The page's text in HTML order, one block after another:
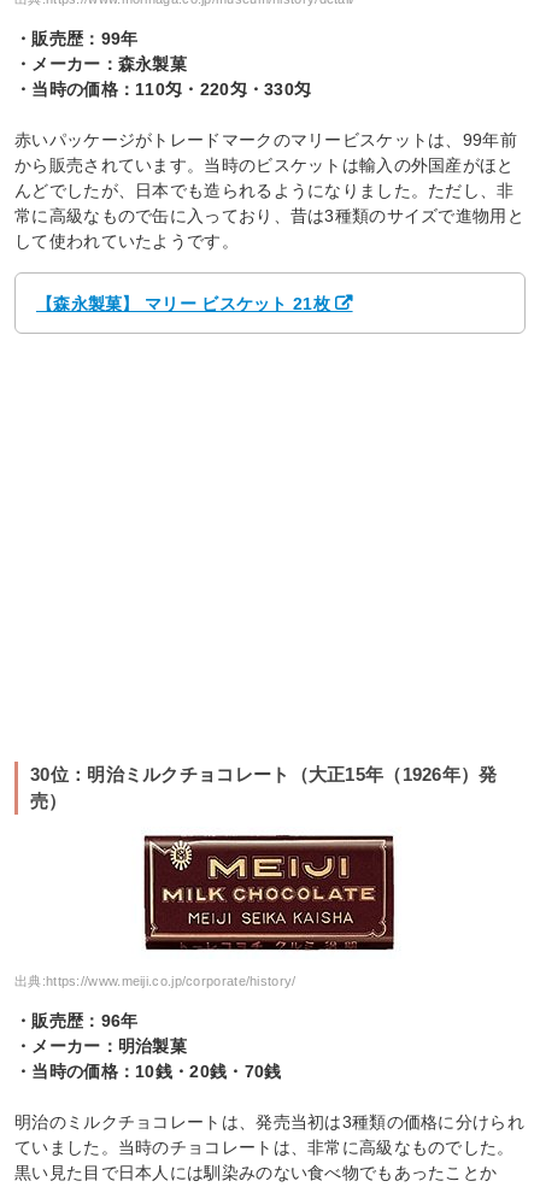
・販売歴：99年
・メーカー：森永製菓
・当時の価格：110匁・220匁・330匁
赤いパッケージがトレードマークのマリービスケットは、99年前
から販売されています。当時のビスケットは輸入の外国産がほと
んどでしたが、日本でも造られるようになりました。ただし、非
常に高級なもので缶に入っており、昔は3種類のサイズで進物用と
して使われていたようです。
【森永製菓】 マリー ビスケット 21枚
30位：明治ミルクチョコレート（大正15年（1926年）発
売）
出典: https://www.meiji.co.jp/corporate/history/
・販売歴：96年
・メーカー：明治製菓
・当時の価格：10銭・20銭・70銭
明治のミルクチョコレートは、発売当初は3種類の価格に分けられ
ていました。当時のチョコレートは、非常に高級なものでした。
黒い見た目で日本人には馴染みのない食べ物でもあったことか